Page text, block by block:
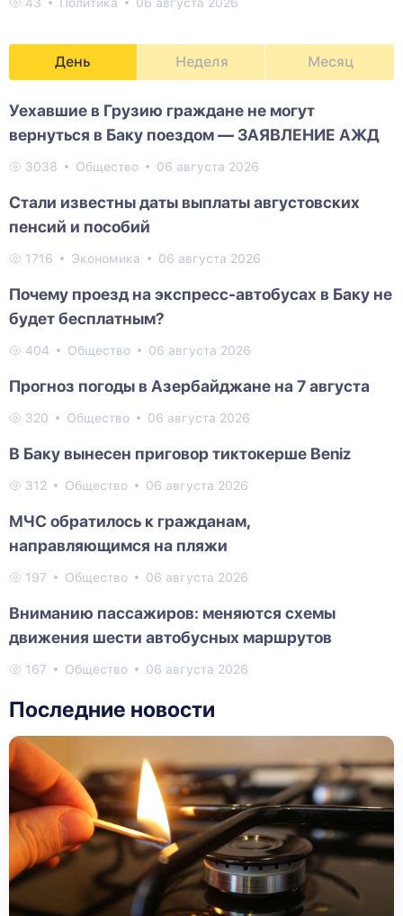
43 Политика 06 августа 2026
День Неделя Месяц
Уехавшие в Грузию граждане не могут
вернуться в Баку поездом — ЗАЯВЛЕНИЕ АЖД
3038 Общество 06 августа 2026
Стали известны даты выплаты августовских
пенсий и пособий
1716 Экономика 06 августа 2026
Почему проезд на экспресс-автобусах в Баку не
будет бесплатным?
404 Общество 06 августа 2026
Прогноз погоды в Азербайджане на 7 августа
320 Общество 06 августа 2026
В Баку вынесен приговор тиктокерше Beniz
312 Общество 06 августа 2026
МЧС обратилось к гражданам,
направляющимся на пляжи
197 Общество 06 августа 2026
Вниманию пассажиров: меняются схемы
движения шести автобусных маршрутов
167 Общество 06 августа 2026
Последние новости